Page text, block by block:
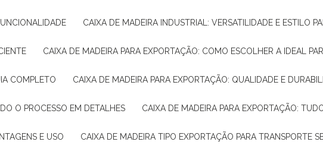
CAIXA DE MADEIRA INDUSTRIAL: VERSATILIDADE E ESTILO
CAIXA DE MADEIRA PARA EXPORTAÇÃO: COMO ESCOLHER A IDEAL
COMPLETO CAIXA DE MADEIRA PARA EXPORTAÇÃO: QUALIDADE E
O PROCESSO EM DETALHES CAIXA DE MADEIRA PARA EXPORTAÇÃO:
E USO CAIXA DE MADEIRA TIPO EXPORTAÇÃO PARA TRANSPORTE